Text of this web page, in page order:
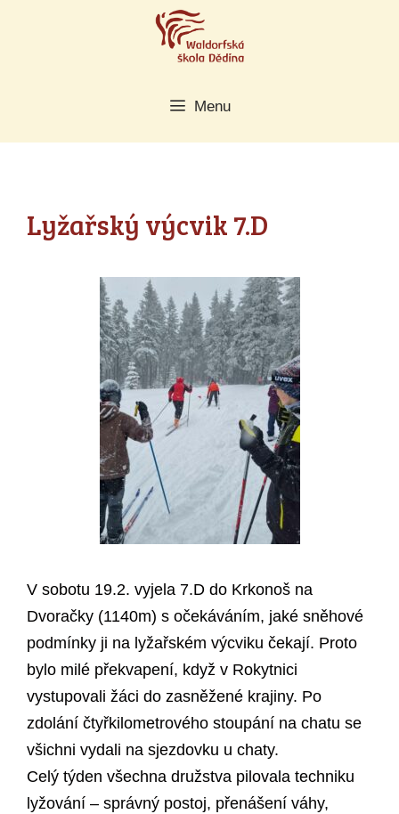
Menu
Lyžařský výcvik 7.D
V sobotu 19.2. vyjela 7.D do Krkonoš na
Dvoračky (1140m) s očekáváním, jaké sněhové
podmínky ji na lyžařském výcviku čekají. Proto
bylo milé překvapení, když v Rokytnici
vystupovali žáci do zasněžené krajiny. Po
zdolání čtyřkilometrového stoupání na chatu se
všichni vydali na sjezdovku u chaty.
Celý týden všechna družstva pilovala techniku
lyžování – správný postoj, přenášení váhy,